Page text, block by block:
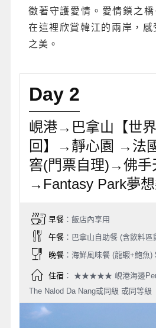
徵著守護愛情。愛情鎖之
在這裡欣賞韓江的兩岸，
之美。
Day 2
峴港→巴拿山【世
回】→靜心園 →法
窖(門票自理)→佛手
→Fantasy Park夢
早餐：飯店內享用
午餐：巴拿山自助餐 (含飲料區
晚餐：海鮮風味餐 (龍蝦+鮑魚)
住宿： ★★★★★ 峴港海邊
The Nalod Da Nang或同級 或同等級